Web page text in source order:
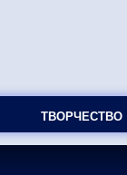
ТВОРЧЕСТВО